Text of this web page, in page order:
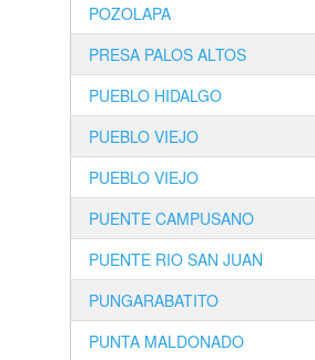
POZOLAPA
PRESA PALOS ALTOS
PUEBLO HIDALGO
PUEBLO VIEJO
PUEBLO VIEJO
PUENTE CAMPUSANO
PUENTE RIO SAN JUAN
PUNGARABATITO
PUNTA MALDONADO